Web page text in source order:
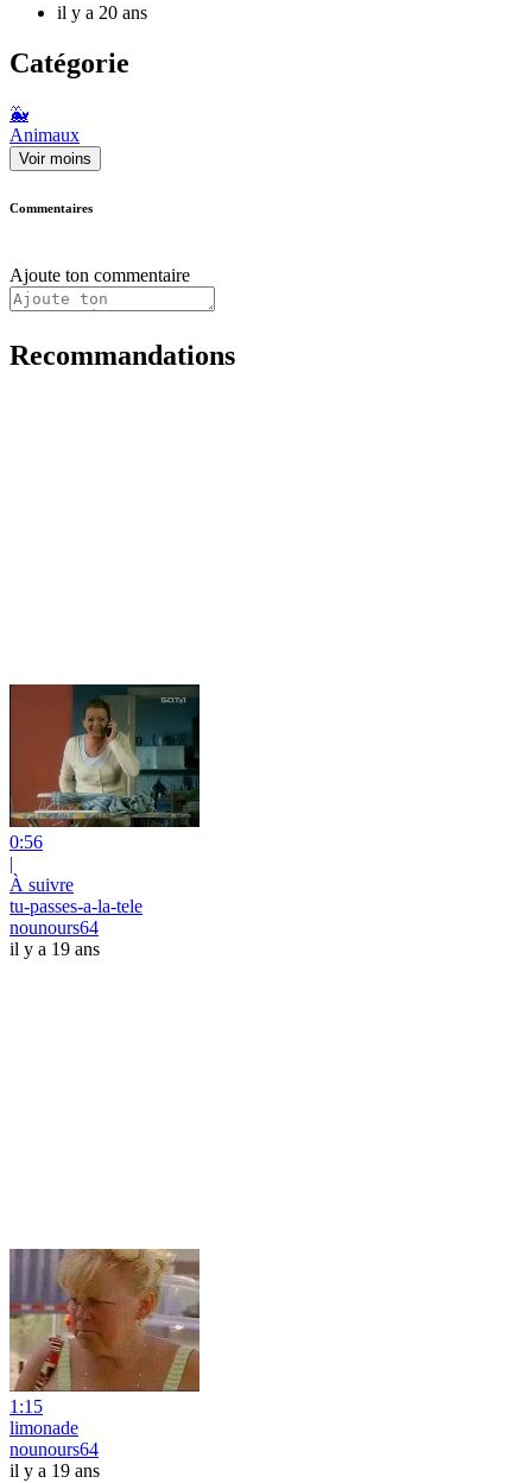
il y a 20 ans
Catégorie
🐳
Animaux
Voir moins
Commentaires
Ajoute ton commentaire
Recommandations
0:56
|
À suivre
tu-passes-a-la-tele
nounours64
il y a 19 ans
1:15
limonade
nounours64
il y a 19 ans